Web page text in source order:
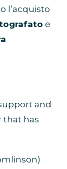
l’acquisto
e
and
that has